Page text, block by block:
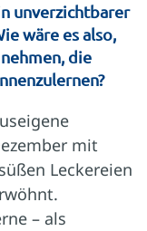
unverzichtbarer
wäre es also,
die
mit
Leckereien
– als